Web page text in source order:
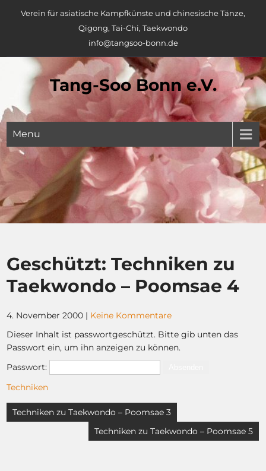
Verein für asiatische Kampfkünste und chinesische Tänze,
Qigong, Tai-Chi, Taekwondo
info@tangsoo-bonn.de
Tang-Soo Bonn e.V.
Menu
Geschützt: Techniken zu
Taekwondo – Poomsae 4
4. November 2000 | Keine Kommentare
Dieser Inhalt ist passwortgeschützt. Bitte gib unten das
Passwort ein, um ihn anzeigen zu können.
Passwort:
Techniken
Beitragsnavigation
Techniken zu Taekwondo – Poomsae 3
Techniken zu Taekwondo – Poomsae 5